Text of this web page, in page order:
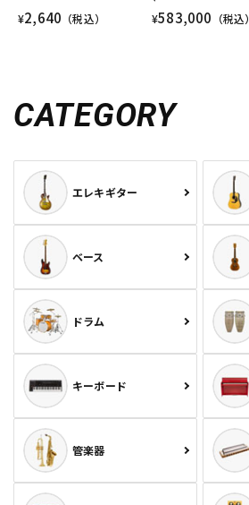
¥2,640 （税込） ¥583,000 （税込）
CATEGORY
エレキギター
ベース
ドラム
キーボード
管楽器